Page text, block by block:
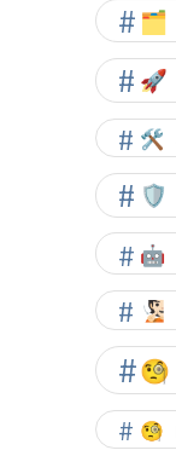
🗂️
🚀
🛠️
🛡️
🤖
🧐
🧐